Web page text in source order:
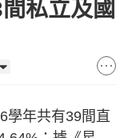
私立及國
學年共有39間直